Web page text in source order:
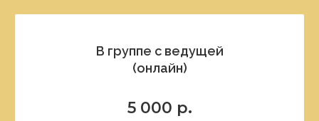
В группе с ведущей
(онлайн)
5 000 р.